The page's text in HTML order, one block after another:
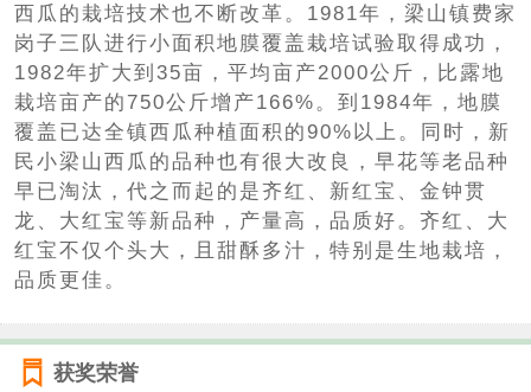
西瓜的栽培技术也不断改革。1981年，梁山镇费家
岗子三队进行小面积地膜覆盖栽培试验取得成功，
1982年扩大到35亩，平均亩产2000公斤，比露地
栽培亩产的750公斤增产166%。到1984年，地膜
覆盖已达全镇西瓜种植面积的90%以上。同时，新
民小梁山西瓜的品种也有很大改良，早花等老品种
早已淘汰，代之而起的是齐红、新红宝、金钟贯
龙、大红宝等新品种，产量高，品质好。齐红、大
红宝不仅个头大，且甜酥多汁，特别是生地栽培，
品质更佳。
获奖荣誉